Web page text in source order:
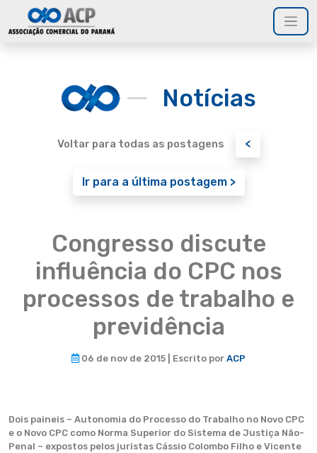
Notícias
Voltar para todas as postagens <
Ir para a última postagem >
Congresso discute
influência do CPC nos
processos de trabalho e
previdência
06 de nov de 2015 | Escrito por ACP
Dois paineis – Autonomia do Processo do Trabalho no Novo CPC
e o Novo CPC como Norma Superior do Sistema de Justiça Não-
Penal – expostos pelos juristas Cássio Colombo Filho e Vicente